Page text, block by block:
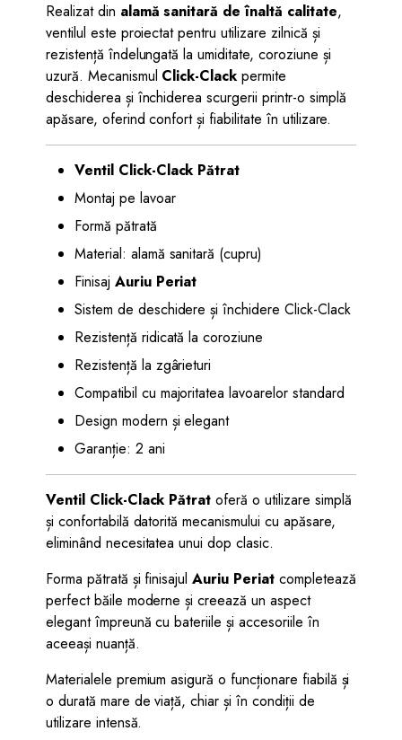
Realizat din alamă sanitară de înaltă calitate,
ventilul este proiectat pentru utilizare zilnică și
rezistență îndelungată la umiditate, coroziune și
uzură. Mecanismul Click-Clackpermite
deschiderea și închiderea scurgerii printr-o simplă
apăsare, oferind confort și fiabilitate în utilizare.
Ventil Click-Clack Pătrat
Montaj pe lavoar
Formă pătrată
Material: alamă sanitară (cupru)
Finisaj Auriu Periat
Sistem de deschidere și închidere Click-Clack
Rezistență ridicată la coroziune
Rezistență la zgârieturi
Compatibil cu majoritatea lavoarelor standard
Design modern și elegant
Garanție: 2 ani
Ventil Click-Clack Pătrat oferă o utilizare simplă
și confortabilă datorită mecanismului cu apăsare,
eliminând necesitatea unui dop clasic.
Forma pătrată și finisajulAuriu Periatcompletează
perfect băile moderne și creează un aspect
elegant împreună cu bateriile și accesoriile în
aceeași nuanță.
Materialele premium asigură o funcționare fiabilă și
o durată mare de viață, chiar și în condiții de
utilizare intensă.